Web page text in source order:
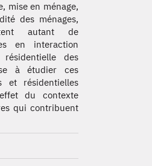
mise en ménage,
des ménages,
autant de
en interaction
des
à étudier ces
et résidentielles
du contexte
qui contribuent